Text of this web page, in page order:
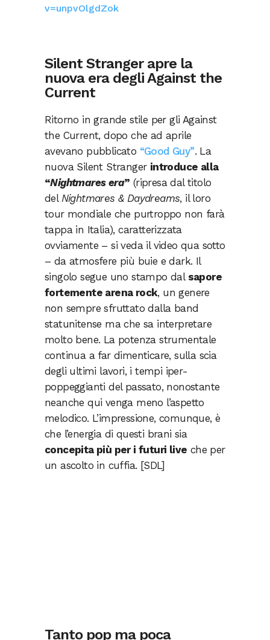
v=unpvOlgdZok
Silent Stranger apre la
nuova era degli Against the
Current
Ritorno in grande stile per gli Against
the Current, dopo che ad aprile
avevano pubblicato “Good Guy”. La
nuova Silent Stranger introduce alla
“Nightmares era” (ripresa dal titolo
del Nightmares & Daydreams, il loro
tour mondiale che purtroppo non farà
tappa in Italia), caratterizzata
ovviamente – si veda il video qua sotto
– da atmosfere più buie e dark. Il
singolo segue uno stampo dal sapore
fortemente arena rock, un genere
non sempre sfruttato dalla band
statunitense ma che sa interpretare
molto bene. La potenza strumentale
continua a far dimenticare, sulla scia
degli ultimi lavori, i tempi iper-
poppeggianti del passato, nonostante
neanche qui venga meno l’aspetto
melodico. L’impressione, comunque, è
che l’energia di questi brani sia
concepita più per i futuri live che per
un ascolto in cuffia. [SDL]
Tanto pop ma poca